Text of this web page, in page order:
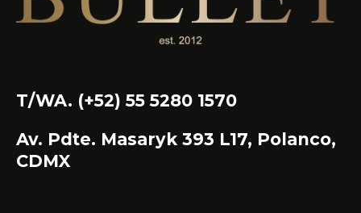
T/WA. (+52) 55 5280 1570
Av. Pdte. Masaryk 393 L17, Polanco,
CDMX